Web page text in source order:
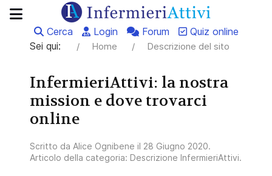
Cerca Login Forum
Quiz online
Sei qui:
Home Descrizione del sito
InfermieriAttivi: la nostra
mission e dove trovarci
online
Scritto da Alice Ognibene il 28 Giugno 2020.
Articolo della categoria: Descrizione InfermieriAttivi.